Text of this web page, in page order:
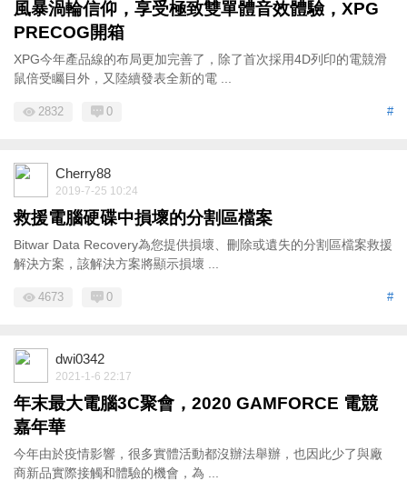
風暴渦輪信仰，享受極致雙單體音效體驗，XPG
PRECOG開箱
XPG今年產品線的布局更加完善了，除了首次採用4D列印的電競滑
鼠倍受矚目外，又陸續發表全新的電 ...
#
2832 0
Cherry88
2019-7-25 10:24
救援電腦硬碟中損壞的分割區檔案
Bitwar Data Recovery為您提供損壞、刪除或遺失的分割區檔案救援
解決方案，該解決方案將顯示損壞 ...
#
4673 0
dwi0342
2021-1-6 22:17
年末最大電腦3C聚會，2020 GAMFORCE 電競
嘉年華
今年由於疫情影響，很多實體活動都沒辦法舉辦，也因此少了與廠
商新品實際接觸和體驗的機會，為 ...